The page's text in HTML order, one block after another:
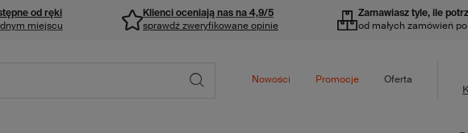
od ręki
miejscu
Klienci oceniają nas na 4,9/5
sprawdź zweryfikowane opinie
Zamawiasz tyle, ile
od małych zamówień
Nowości Promocje Oferta